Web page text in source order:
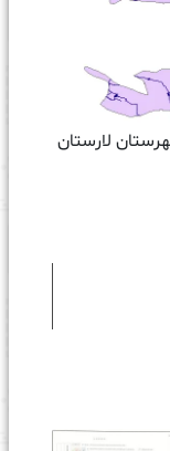
لارستان